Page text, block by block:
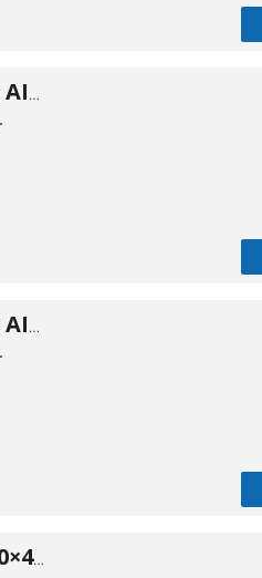
Hængselbeslag AISI430 300mm
Hængselbeslag AISI430 400mm
Gummimåtte 60×40cm